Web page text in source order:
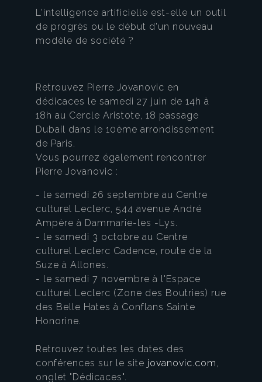
L'intelligence artificielle est-elle un outil
de progrès ou le début d'un nouveau
modèle de société ?
Retrouvez Pierre Jovanovic en
dédicaces le samedi 27 juin de 14h à
18h au Cercle Aristote, 18 passage
Dubail dans le 10ème arrondissement
de Paris.
Vous pourrez également rencontrer
Pierre Jovanovic :
- le samedi 26 septembre au Centre
culturel Leclerc, 544 avenue André
Ampère à Dammarie-les -Lys.
- le samedi 3 octobre au Centre
culturel Leclerc Cadence, route de la
Suze à Allones.
- le samedi 7 novembre à l'Espace
culturel Leclerc (Zone des Boutries) rue
des Belle Hates à Conflans Sainte
Honorine.
Retrouvez toutes les dates des
conférences sur le site jovanovic.com,
onglet "Dédicaces".